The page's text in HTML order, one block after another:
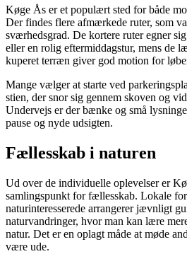
Køge Ås er et populært sted for både
Der findes flere afmærkede ruter, som
sværhedsgrad. De kortere ruter egner
eller en rolig eftermiddagstur, mens de
kuperet terræn giver god motion for
Mange vælger at starte ved
stien, der snor sig gennem skoven og
Undervejs er der bænke og små
pause og nyde udsigten.
Fællesskab i naturen
Ud over de individuelle oplevelser er
samlingspunkt for fællesskab. Lokale
naturinteresserede arrangerer jævnligt
naturvandringer, hvor man kan lære
natur. Det er en oplagt måde at møde
være ude.